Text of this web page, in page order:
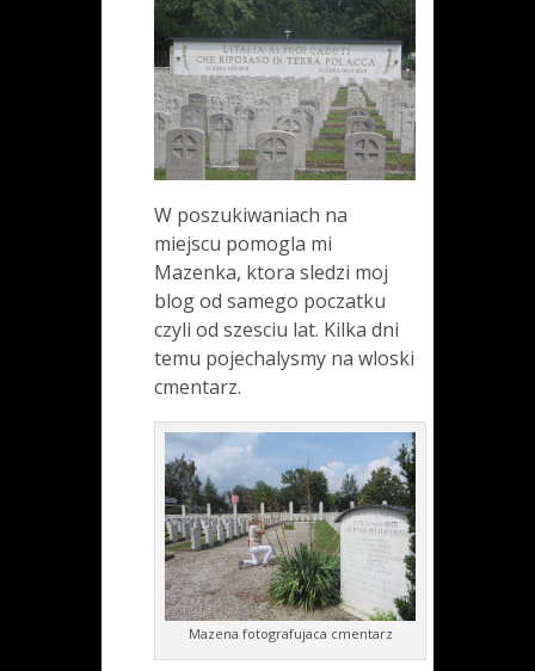
W poszukiwaniach na
miejscu pomogla mi
Mazenka, ktora sledzi moj
blog od samego poczatku
czyli od szesciu lat. Kilka dni
temu pojechalysmy na wloski
cmentarz.
Mazena fotografujaca cmentarz